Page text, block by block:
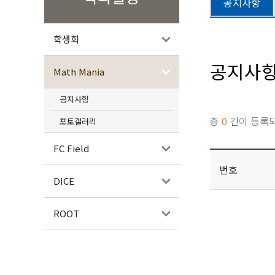
학생회
Math Mania
공지사항
포토갤러리
FC Field
DICE
ROOT
공지사
총 0 건이 등록
번호